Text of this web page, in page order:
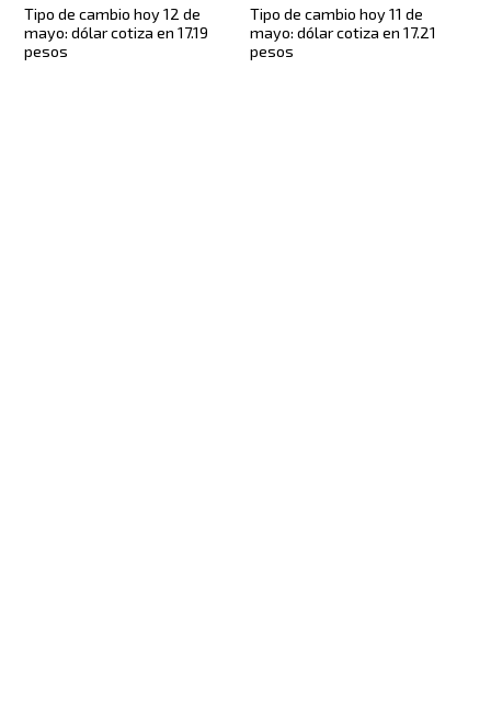
Tipo de cambio hoy 12 de
mayo: dólar cotiza en 17.19
pesos
Tipo de cambio hoy 11 de
mayo: dólar cotiza en 17.21
pesos